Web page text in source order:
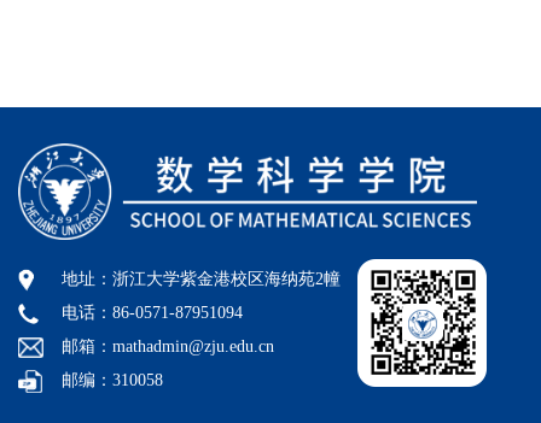
地址：浙江大学紫金港校区海纳苑2幢
电话：86-0571-87951094
邮箱：mathadmin@zju.edu.cn
邮编：310058